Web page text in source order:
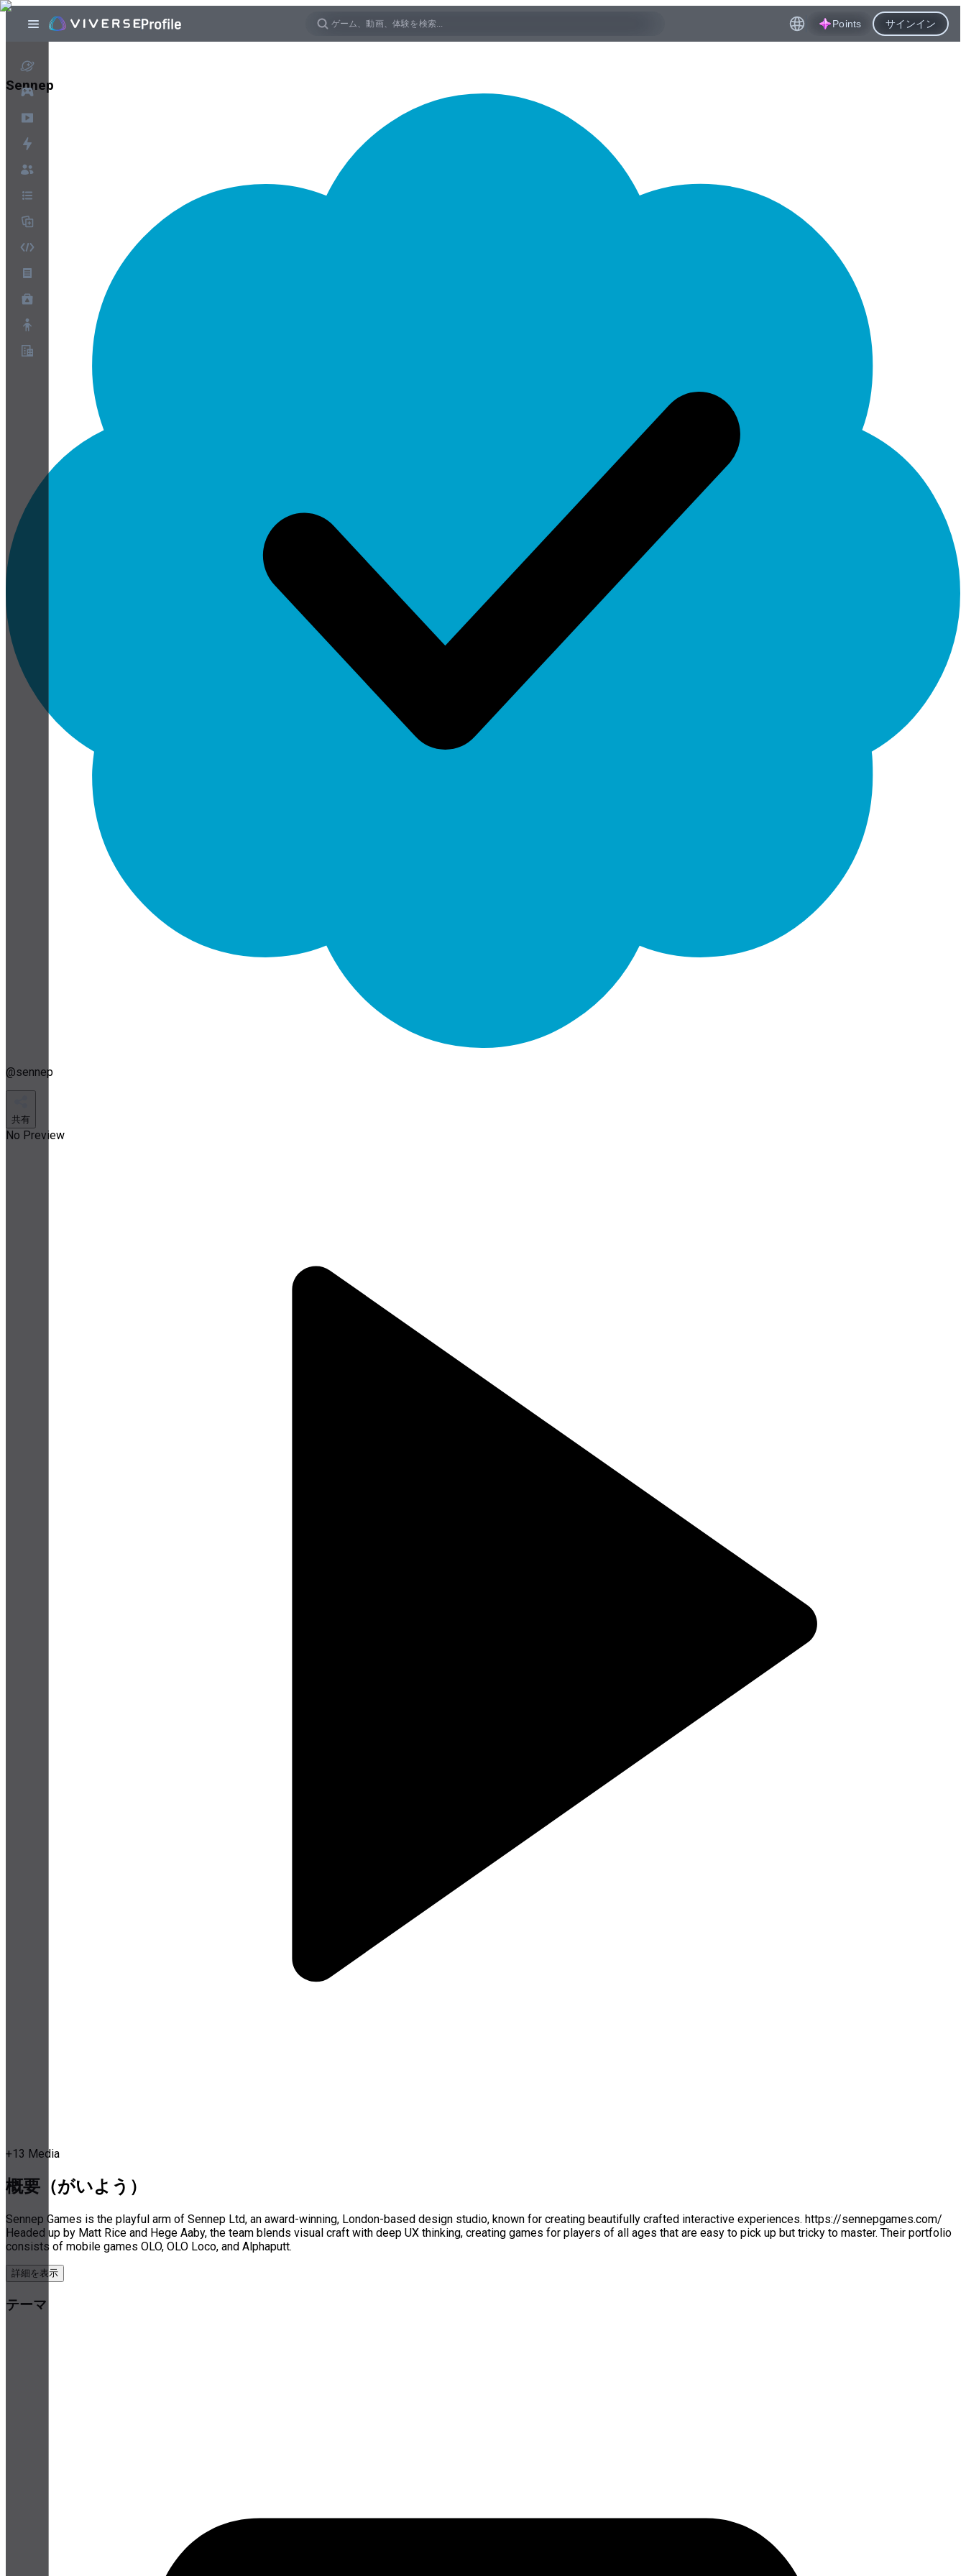
パートナープログラム
セキュリティとプライバシーのホワイトペーパー
Points サインイン
Sennep
@sennep
共有
No Preview
+13 Media
概要（がいよう）
Sennep Games is the playful arm of Sennep Ltd, an award-winning, London-based design studio, known for creating beautifully crafted interactive experiences. https://sennepgames.com/
Headed up by Matt Rice and Hege Aaby, the team blends visual craft with deep UX thinking, creating games for players of all ages that are easy to pick up but tricky to master. Their portfolio
consists of mobile games OLO, OLO Loco, and Alphaputt.
詳細を表示
テーマ